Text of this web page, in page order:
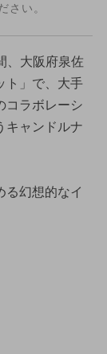
さい。
、大阪府泉佐
ト」で、大手
コラボレーシ
キャンドルナ
る幻想的なイ